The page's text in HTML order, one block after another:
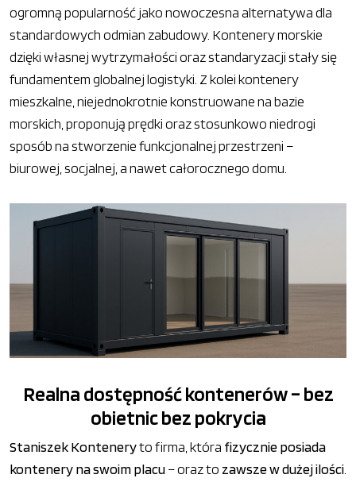
ogromną popularność jako nowoczesna alternatywa dla
standardowych odmian zabudowy. Kontenery morskie
dzięki własnej wytrzymałości oraz standaryzacji stały się
fundamentem globalnej logistyki. Z kolei kontenery
mieszkalne, niejednokrotnie konstruowane na bazie
morskich, proponują prędki oraz stosunkowo niedrogi
sposób na stworzenie funkcjonalnej przestrzeni –
biurowej, socjalnej, a nawet całorocznego domu.
Realna dostępność kontenerów – bez
obietnic bez pokrycia
Staniszek Konteneryto firma, która fizycznie posiada
kontenery na swoim placu– oraz to zawsze w dużej ilości.